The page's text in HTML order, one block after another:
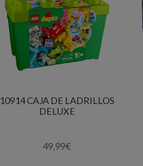
10914 CAJA DE LADRILLOS
DELUXE
49,99€